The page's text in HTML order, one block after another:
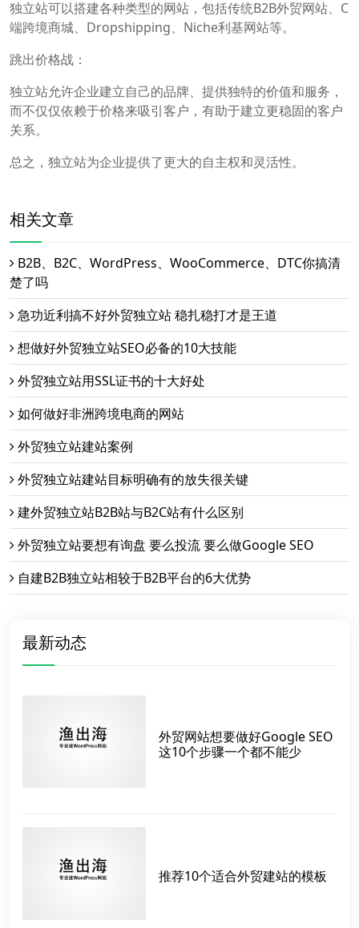
独立站可以搭建各种类型的网站，包括传统B2B外贸网站、C
端跨境商城、Dropshipping、Niche利基网站等。
跳出价格战：
独立站允许企业建立自己的品牌、提供独特的价值和服务，
而不仅仅依赖于价格来吸引客户，有助于建立更稳固的客户
关系。
总之，独立站为企业提供了更大的自主权和灵活性。
相关文章
B2B、B2C、WordPress、WooCommerce、DTC你搞清
楚了吗
急功近利搞不好外贸独立站 稳扎稳打才是王道
想做好外贸独立站SEO必备的10大技能
外贸独立站用SSL证书的十大好处
如何做好非洲跨境电商的网站
外贸独立站建站案例
外贸独立站建站目标明确有的放失很关键
建外贸独立站B2B站与B2C站有什么区别
外贸独立站要想有询盘 要么投流 要么做Google SEO
自建B2B独立站相较于B2B平台的6大优势
最新动态
外贸网站想要做好Google SEO
这10个步骤一个都不能少
推荐10个适合外贸建站的模板